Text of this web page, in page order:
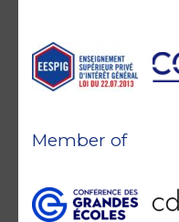
Member of